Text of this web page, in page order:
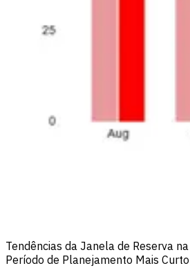
Tendências da Janela de Reserva
Período de Planejamento Mais Curto